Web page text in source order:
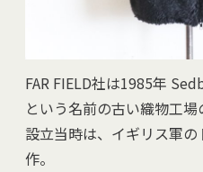
FAR FIELD社は1985年
という名前の古い織物工場
設立当時は、イギリス軍
作。